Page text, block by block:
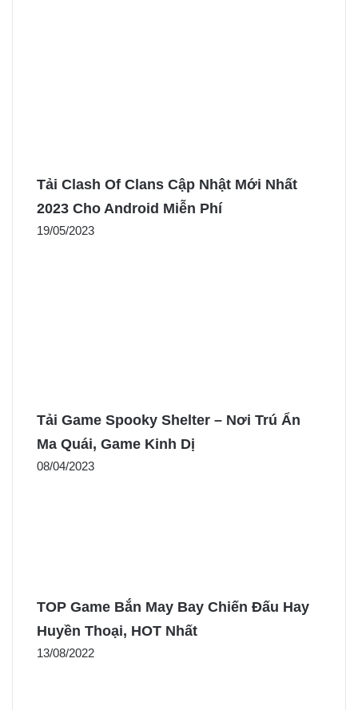
Tải Clash Of Clans Cập Nhật Mới Nhất
2023 Cho Android Miễn Phí
19/05/2023
Tải Game Spooky Shelter – Nơi Trú Ẩn
Ma Quái, Game Kinh Dị
08/04/2023
TOP Game Bắn May Bay Chiến Đấu Hay
Huyền Thoại, HOT Nhất
13/08/2022